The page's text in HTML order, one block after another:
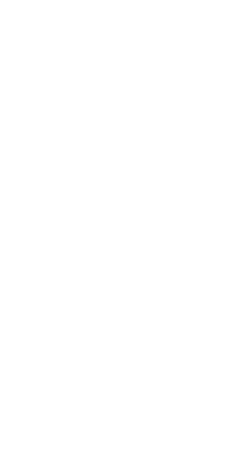
禧年回忆的“金曲之夜”、